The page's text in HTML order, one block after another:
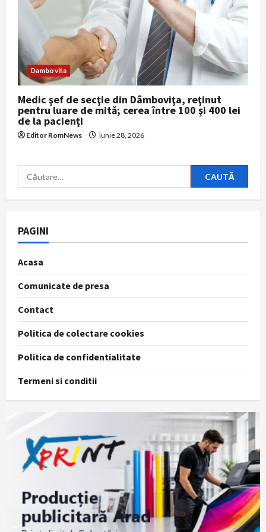
Dambovita
Medic şef de secţie din Dâmboviţa, reţinut
pentru luare de mită; cerea între 100 şi 400 lei
de la pacienţi
Editor RomNews iunie 28, 2026
Caută
după:
PAGINI
Acasa
Comunicate de presa
Contact
Politica de colectare cookies
Politica de confidentialitate
Termeni si conditii